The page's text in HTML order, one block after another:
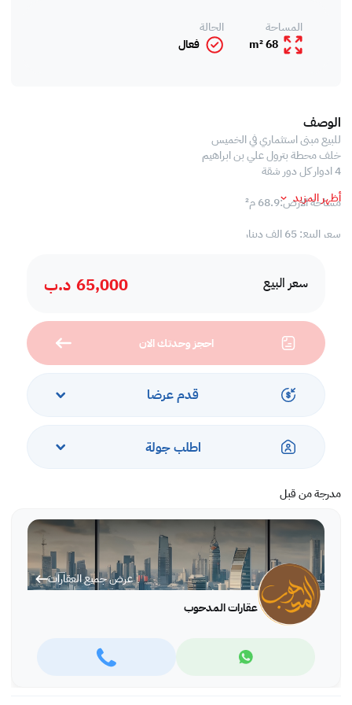
سعر البيع 65,000 د.ب
احجز وحدتك الان
قدم عرضا
اطلب جولة
مدرجة من قبل
عرض جميع العقارات
عقارات المدحوب
المساحة
68 m²
الحالة
فعال
الوصف
للبيع مبنى استثماري في الخميس
خلف محطة بترول علي بن ابراهيم
4 ادوار كل دور شقة
مساحة الارض:68.9 م²
سعر البيع: 65 الف دينار
أظهر المزيد